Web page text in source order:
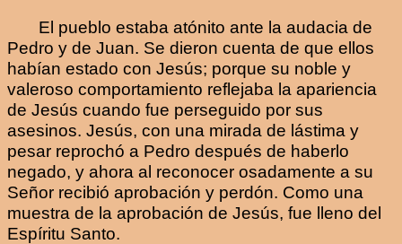
El pueblo estaba atónito ante la audacia de
Pedro y de Juan. Se dieron cuenta de que ellos
habían estado con Jesús; porque su noble y
valeroso comportamiento reflejaba la apariencia
de Jesús cuando fue perseguido por sus
asesinos. Jesús, con una mirada de lástima y
pesar reprochó a Pedro después de haberlo
negado, y ahora al reconocer osadamente a su
Señor recibió aprobación y perdón. Como una
muestra de la aprobación de Jesús, fue lleno del
Espíritu Santo.